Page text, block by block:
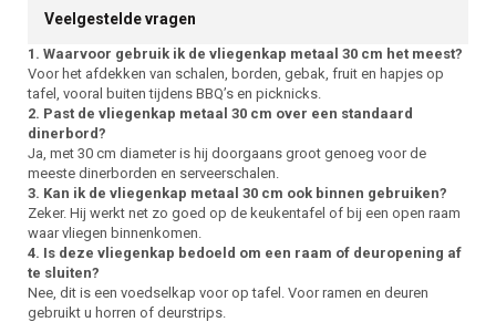
Veelgestelde vragen
1. Waarvoor gebruik ik de vliegenkap metaal 30 cm het meest?
Voor het afdekken van schalen, borden, gebak, fruit en hapjes op
tafel, vooral buiten tijdens BBQ’s en picknicks.
2. Past de vliegenkap metaal 30 cm over een standaard
dinerbord?
Ja, met 30 cm diameter is hij doorgaans groot genoeg voor de
meeste dinerborden en serveerschalen.
3. Kan ik de vliegenkap metaal 30 cm ook binnen gebruiken?
Zeker. Hij werkt net zo goed op de keukentafel of bij een open raam
waar vliegen binnenkomen.
4. Is deze vliegenkap bedoeld om een raam of deuropening af
te sluiten?
Nee, dit is een voedselkap voor op tafel. Voor ramen en deuren
gebruikt u horren of deurstrips.